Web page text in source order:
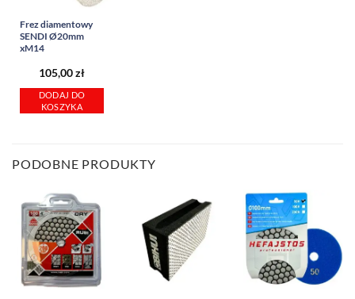
Frez diamentowy
SENDI Ø20mm
xM14
105,00zł
DODAJ DO
KOSZYKA
PODOBNE PRODUKTY